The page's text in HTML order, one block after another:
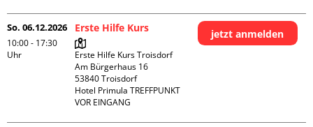
So. 06.12.2026
10:00 - 17:30
Uhr
Erste Hilfe Kurs
Erste Hilfe Kurs Troisdorf
Am Bürgerhaus 16
53840 Troisdorf
Hotel Primula TREFFPUNKT
VOR EINGANG
jetzt anmelden